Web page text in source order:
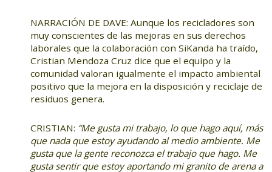
NARRACIÓN DE DAVE: Aunque los recicladores son
muy conscientes de las mejoras en sus derechos
laborales que la colaboración con SiKanda ha traído,
Cristian Mendoza Cruz dice que el equipo y la
comunidad valoran igualmente el impacto ambiental
positivo que la mejora en la disposición y reciclaje de
residuos genera.
CRISTIAN: “Me gusta mi trabajo, lo que hago aquí, más
que nada que estoy ayudando al medio ambiente. Me
gusta que la gente reconozca el trabajo que hago. Me
gusta sentir que estoy aportando mi granito de arena a